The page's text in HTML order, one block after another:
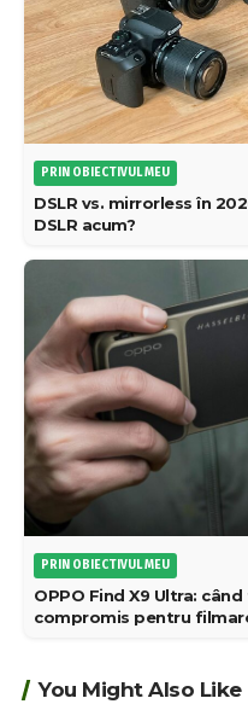
PRIN OBIECTIVUL MEU
DSLR vs. mirrorless în
DSLR acum?
PRIN OBIECTIVUL MEU
OPPO Find X9 Ultra:
compromis pentru
You Might Also Like